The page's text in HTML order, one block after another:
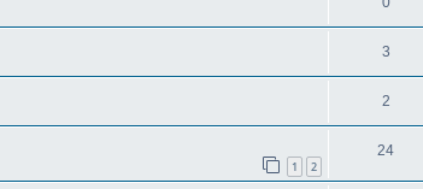
3
2
1 2
24